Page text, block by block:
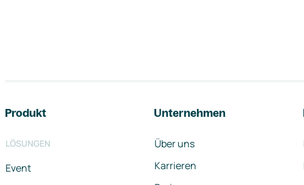
Produkt
LÖSUNGEN
Event
Unternehmen
Über uns
Karrieren